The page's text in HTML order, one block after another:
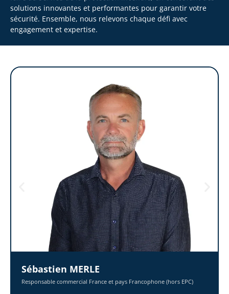
solutions innovantes et performantes pour garantir votre
sécurité. Ensemble, nous relevons chaque défi avec
engagement et expertise.
Sébastien MERLE
Responsable commercial France et pays Francophone (hors EPC)